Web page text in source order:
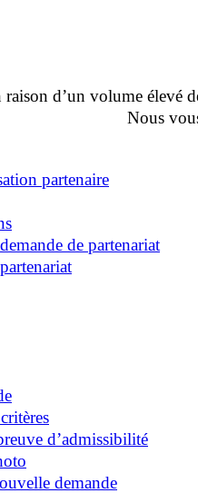
raison d’un volume élevé
Nous
partenaire
de partenariat
d’admissibilité
demande